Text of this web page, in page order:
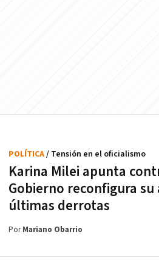
Karina Milei apunta
Gobierno reconfigura su
últimas derrotas
POLÍTICA/ Tensión en el oficialismo
PorMariano Obarrio